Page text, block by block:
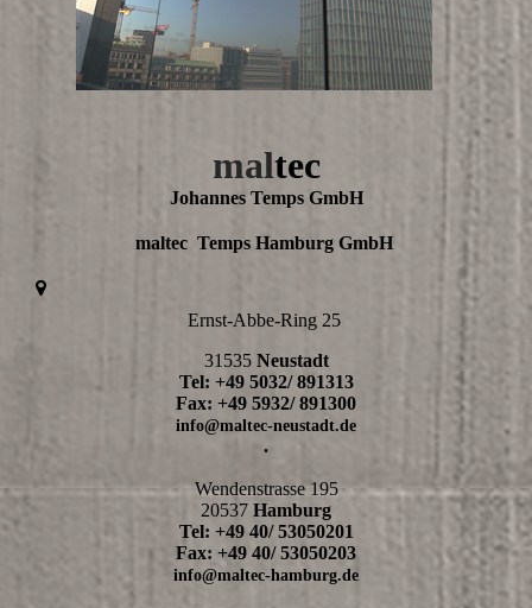
maltec
Johannes Temps GmbH
maltec Temps Hamburg GmbH
Ernst-Abbe-Ring 25
31535 Neustadt
Tel: +49 5032/ 891313
Fax: +49 5932/ 891300
info@maltec-neustadt.de
.
Wendenstrasse 195
20537 Hamburg
Tel: +49 40/ 53050201
Fax: +49 40/ 53050203
info@maltec-hamburg.de